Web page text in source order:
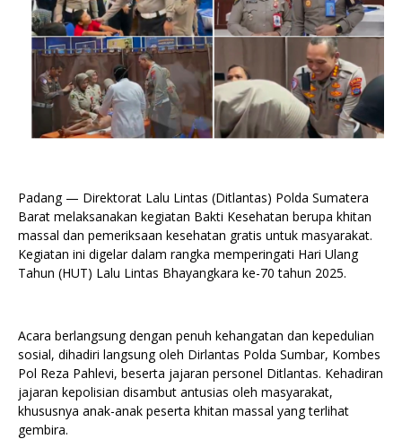
Padang — Direktorat Lalu Lintas (Ditlantas) Polda Sumatera
Barat melaksanakan kegiatan Bakti Kesehatan berupa khitan
massal dan pemeriksaan kesehatan gratis untuk masyarakat.
Kegiatan ini digelar dalam rangka memperingati Hari Ulang
Tahun (HUT) Lalu Lintas Bhayangkara ke-70 tahun 2025.
Acara berlangsung dengan penuh kehangatan dan kepedulian
sosial, dihadiri langsung oleh Dirlantas Polda Sumbar, Kombes
Pol Reza Pahlevi, beserta jajaran personel Ditlantas. Kehadiran
jajaran kepolisian disambut antusias oleh masyarakat,
khususnya anak-anak peserta khitan massal yang terlihat
gembira.